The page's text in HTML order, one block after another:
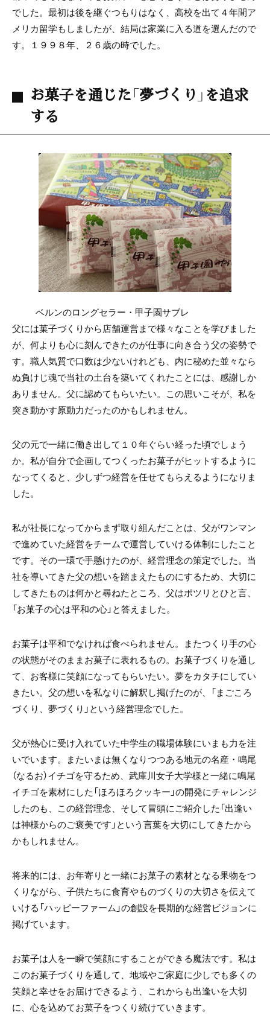
でした。最初は後を継ぐつもりはなく、高校を出て４年間ア
メリカ留学もしましたが、結局は家業に入る道を選んだので
す。１９９８年、２６歳の時でした。
お菓子を通じた「夢づくり」を追求
する
ベルンのロングセラー・甲子園サブレ
父には菓子づくりから店舗運営まで様々なことを学びました
が、何よりも心に刻んできたのが仕事に向き合う父の姿勢で
す。職人気質で口数は少ないけれども、内に秘めた並々なら
ぬ負けじ魂で当社の土台を築いてくれたことには、感謝しか
ありません。父に認めてもらいたい。この思いこそが、私を
突き動かす原動力だったのかもしれません。
父の元で一緒に働き出して１０年ぐらい経った頃でしょう
か。私が自分で企画してつくったお菓子がヒットするように
なってくると、少しずつ経営を任せてもらえるようになりま
した。
私が社長になってからまず取り組んだことは、父がワンマン
で進めていた経営をチームで運営していける体制にしたこと
です。その一環で手懸けたのが、経営理念の策定でした。当
社を導いてきた父の想いを踏まえたものにするため、大切に
してきたものは何かと尋ねたところ、父はポツリとひと言、
「お菓子の心は平和の心」と答えました。
お菓子は平和でなければ食べられません。またつくり手の心
の状態がそのままお菓子に表れるもの。お菓子づくりを通し
て、お客様に笑顔になってもらいたい。夢をカタチにしてい
きたい。父の想いを私なりに解釈し掲げたのが、「まごころ
づくり、夢づくり」という経営理念でした。
父が熱心に受け入れていた中学生の職場体験にいまも力を注
いでいます。またいまは無くなりつつある地元の名産・鳴尾
（なるお）イチゴを守るため、武庫川女子大学様と一緒に鳴尾
イチゴを素材にした「ほろほろクッキー」の開発にチャレンジ
したのも、この経営理念、そして冒頭にご紹介した「出逢い
は神様からのご褒美です」という言葉を大切にしてきたから
かもしれません。
将来的には、お年寄りと一緒にお菓子の素材となる果物をつ
くりながら、子供たちに食育やものづくりの大切さを伝えて
いける「ハッピーファーム」の創設を長期的な経営ビジョンに
掲げています。
お菓子は人を一瞬で笑顔にすることができる魔法です。私は
このお菓子づくりを通して、地域やご家庭に少しでも多くの
笑顔と幸せをお届けできるよう、これからも出逢いを大切
に、心を込めてお菓子をつくり続けていきます。